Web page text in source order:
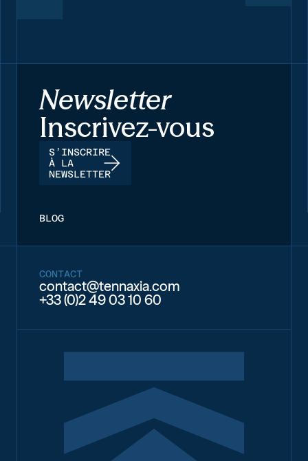
Newsletter
Inscrivez-vous
S’INSCRIRE
À LA
NEWSLETTER
BLOG
CONTACT
contact@tennaxia.com
+33 (0)2 49 03 10 60